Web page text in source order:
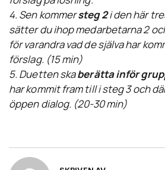
4. Sen kommersteg 2i den här
sätter du ihop medarbetarna 2
för varandra vad de själva har
förslag. (15 min)
5. Duetten skaberätta inför
har kommit fram till i steg 3 och
öppen dialog. (20-30 min)